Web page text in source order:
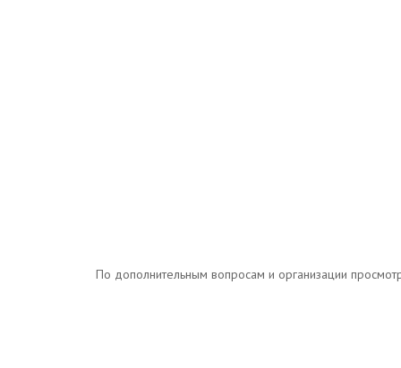
По дополнительным вопросам и организации